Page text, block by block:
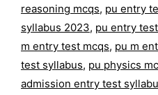
reasoning mcqs, pu entry
syllabus 2023, pu entry
m entry test mcqs, pu m
test syllabus, pu physics
admission entry test